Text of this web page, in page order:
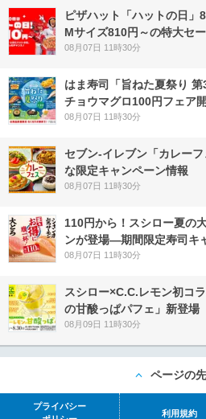
ピザハット「ハットの日」
Mサイズ810円～の特大セ
08月07日 11時30分
はま寿司「旨ねた夏祭り
チョウマグロ100円フェア
08月07日 11時30分
セブン‐イレブン「カレー
な限定キャンペーン情報
08月07日 11時30分
110円から！スシロー夏の
ンが登場―期間限定寿司キ
08月07日 11時30分
スシロー×C.C.レモン初コ
の甘酸っぱパフェ」新登場
08月09日 11時30分
ページの
プライバシー
利用規約